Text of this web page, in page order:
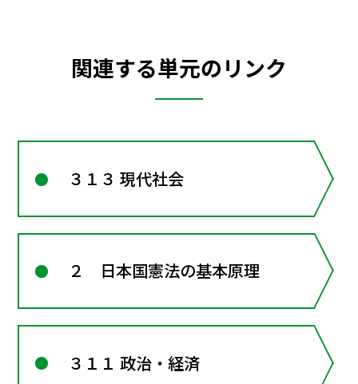
関連する単元のリンク
３１３ 現代社会
２ 日本国憲法の基本原理
３１１ 政治・経済